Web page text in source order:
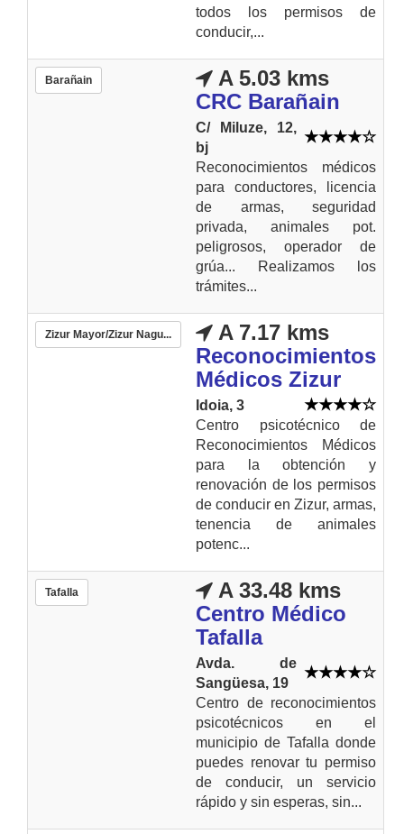
todos los permisos de
conducir,...
Barañain
A 5.03 kms
CRC Barañain
C/ Miluze, 12,
bj
Reconocimientos médicos
para conductores, licencia
de armas, seguridad
privada, animales pot.
peligrosos, operador de
grúa... Realizamos los
trámites...
Zizur Mayor/Zizur Nagu...
A 7.17 kms
Reconocimientos
Médicos Zizur
Idoia, 3
Centro psicotécnico de
Reconocimientos Médicos
para la obtención y
renovación de los permisos
de conducir en Zizur, armas,
tenencia de animales
potenc...
Tafalla
A 33.48 kms
Centro Médico
Tafalla
Avda. de
Sangüesa, 19
Centro de reconocimientos
psicotécnicos en el
municipio de Tafalla donde
puedes renovar tu permiso
de conducir, un servicio
rápido y sin esperas, sin...